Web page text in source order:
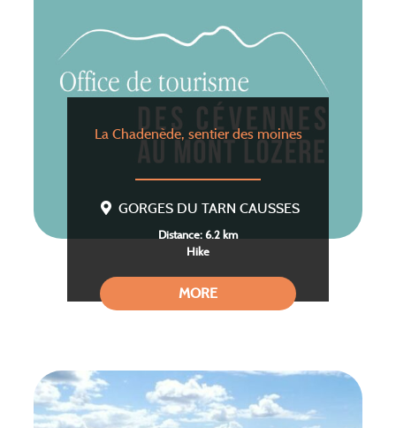
La Chadenède, sentier des moines
GORGES DU TARN CAUSSES
Distance: 6.2 km
Hike
MORE